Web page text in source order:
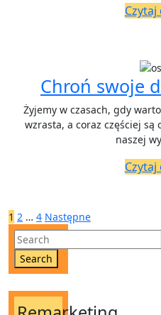
Czytaj
Chroń swoje
Żyjemy w czasach, gdy wartość danych osobowych ciągle
wzrasta, a coraz częściej są
naszej
Czytaj
Stronicowanie
wpisów
1 2 … 4 Następne
Search
for: